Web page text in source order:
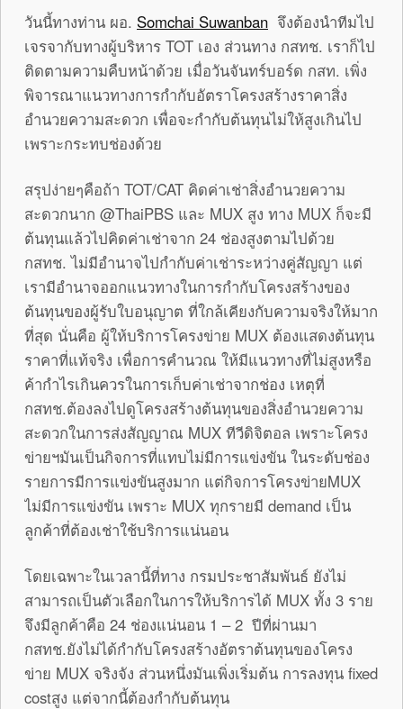
วันนี้ทางท่าน ผอ. Somchai Suwanban จึงต้องนำทีมไป
เจรจากับทางผู้บริหาร TOT เอง ส่วนทาง กสทช. เราก็ไป
ติดตามความคืบหน้าด้วย เมื่อวันจันทร์บอร์ด กสท. เพิ่ง
พิจารณาแนวทางการกำกับอัตราโครงสร้างราคาสิ่ง
อำนวยความสะดวก เพื่อจะกำกับต้นทุนไม่ให้สูงเกินไป
เพราะกระทบช่องด้วย
สรุปง่ายๆคือถ้า TOT/CAT คิดค่าเช่าสิ่งอำนวยความ
สะดวกนาก @ThaiPBS และ MUX สูง ทาง MUX ก็จะมี
ต้นทุนแล้วไปคิดค่าเช่าจาก 24 ช่องสูงตามไปด้วย
กสทช. ไม่มีอำนาจไปกำกับค่าเช่าระหว่างคู่สัญญา แต่
เรามีอำนาจออกแนวทางในการกำกับโครงสร้างของ
ต้นทุนของผู้รับใบอนุญาต ที่ใกล้เคียงกับความจริงให้มาก
ที่สุด นั่นคือ ผู้ให้บริการโครงข่าย MUX ต้องแสดงต้นทุน
ราคาที่แท้จริง เพื่อการคำนวณ ให้มีแนวทางที่ไม่สูงหรือ
ค้ากำไรเกินควรในการเก็บค่าเช่าจากช่อง เหตุที่
กสทช.ต้องลงไปดูโครงสร้างต้นทุนของสิ่งอำนวยความ
สะดวกในการส่งสัญญาณ MUX ทีวีดิจิตอล เพราะโครง
ข่ายฯมันเป็นกิจการที่แทบไม่มีการแข่งขัน ในระดับช่อง
รายการมีการแข่งขันสูงมาก แต่กิจการโครงข่ายMUX
ไม่มีการแข่งขัน เพราะ MUX ทุกรายมี demand เป็น
ลูกค้าที่ต้องเช่าใช้บริการแน่นอน
โดยเฉพาะในเวลานี้ที่ทาง กรมประชาสัมพันธ์ ยังไม่
สามารถเป็นตัวเลือกในการให้บริการได้ MUX ทั้ง 3 ราย
จึงมีลูกค้าคือ 24 ช่องแน่นอน 1 – 2 ปีที่ผ่านมา
กสทช.ยังไม่ได้กำกับโครงสร้างอัตราต้นทุนของโครง
ข่าย MUX จริงจัง ส่วนหนึ่งมันเพิ่งเริ่มต้น การลงทุน fixed
costสูง แต่จากนี้ต้องกำกับต้นทุน